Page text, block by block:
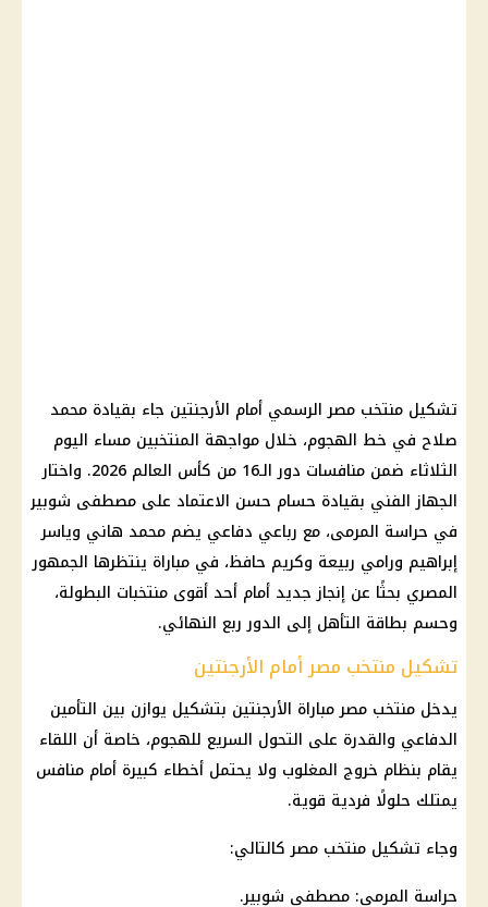
تشكيل منتخب مصر الرسمي أمام الأرجنتين جاء بقيادة محمد
صلاح في خط الهجوم، خلال مواجهة المنتخبين مساء اليوم
الثلاثاء ضمن منافسات دور الـ16 من كأس العالم 2026. واختار
الجهاز الفني بقيادة حسام حسن الاعتماد على مصطفى شوبير
في حراسة المرمى، مع رباعي دفاعي يضم محمد هاني وياسر
إبراهيم ورامي ربيعة وكريم حافظ، في مباراة ينتظرها الجمهور
المصري بحثًا عن إنجاز جديد أمام أحد أقوى منتخبات البطولة،
وحسم بطاقة التأهل إلى الدور ربع النهائي.
تشكيل منتخب مصر أمام الأرجنتين
يدخل منتخب مصر مباراة الأرجنتين بتشكيل يوازن بين التأمين
الدفاعي والقدرة على التحول السريع للهجوم، خاصة أن اللقاء
يقام بنظام خروج المغلوب ولا يحتمل أخطاء كبيرة أمام منافس
يمتلك حلولًا فردية قوية.
وجاء تشكيل منتخب مصر كالتالي:
حراسة المرمى: مصطفى شوبير.